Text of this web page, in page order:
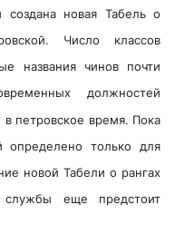
создана новая Табель о
Число классов
названия чинов почти
должностей
петровское время. Пока
определено только для
новой Табели о рангах
службы еще предстоит